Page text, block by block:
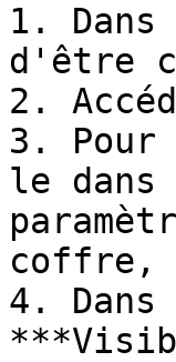
1. Dans
d'être
2.
3.
le
coffre,
4.